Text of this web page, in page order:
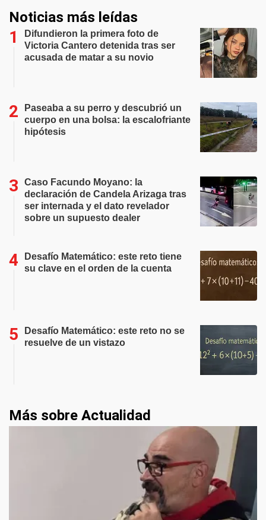
Noticias más leídas
Difundieron la primera foto de
Victoria Cantero detenida tras ser
acusada de matar a su novio
Paseaba a su perro y descubrió un
cuerpo en una bolsa: la escalofriante
hipótesis
Caso Facundo Moyano: la
declaración de Candela Arizaga tras
ser internada y el dato revelador
sobre un supuesto dealer
Desafío Matemático: este reto tiene
su clave en el orden de la cuenta
Desafío Matemático: este reto no se
resuelve de un vistazo
Más sobre Actualidad